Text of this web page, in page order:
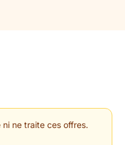
ne traite ces offres.